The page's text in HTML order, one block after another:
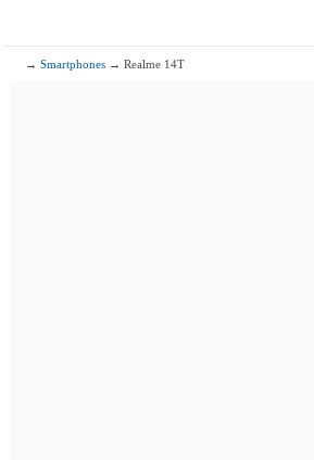
→Smartphones → Realme 14T